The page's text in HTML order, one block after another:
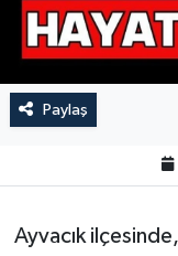
Paylaş
Ayvacık